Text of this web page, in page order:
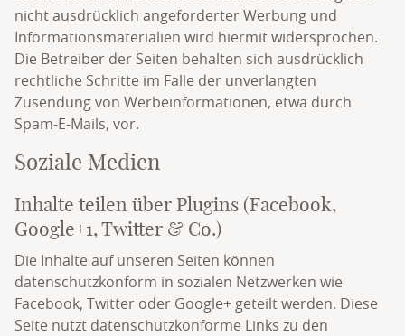
nicht ausdrücklich angeforderter Werbung und
Informationsmaterialien wird hiermit widersprochen.
Die Betreiber der Seiten behalten sich ausdrücklich
rechtliche Schritte im Falle der unverlangten
Zusendung von Werbeinformationen, etwa durch
Spam-E-Mails, vor.
Soziale Medien
Inhalte teilen über Plugins (Facebook,
Google+1, Twitter & Co.)
Die Inhalte auf unseren Seiten können
datenschutzkonform in sozialen Netzwerken wie
Facebook, Twitter oder Google+ geteilt werden. Diese
Seite nutzt datenschutzkonforme Links zu den